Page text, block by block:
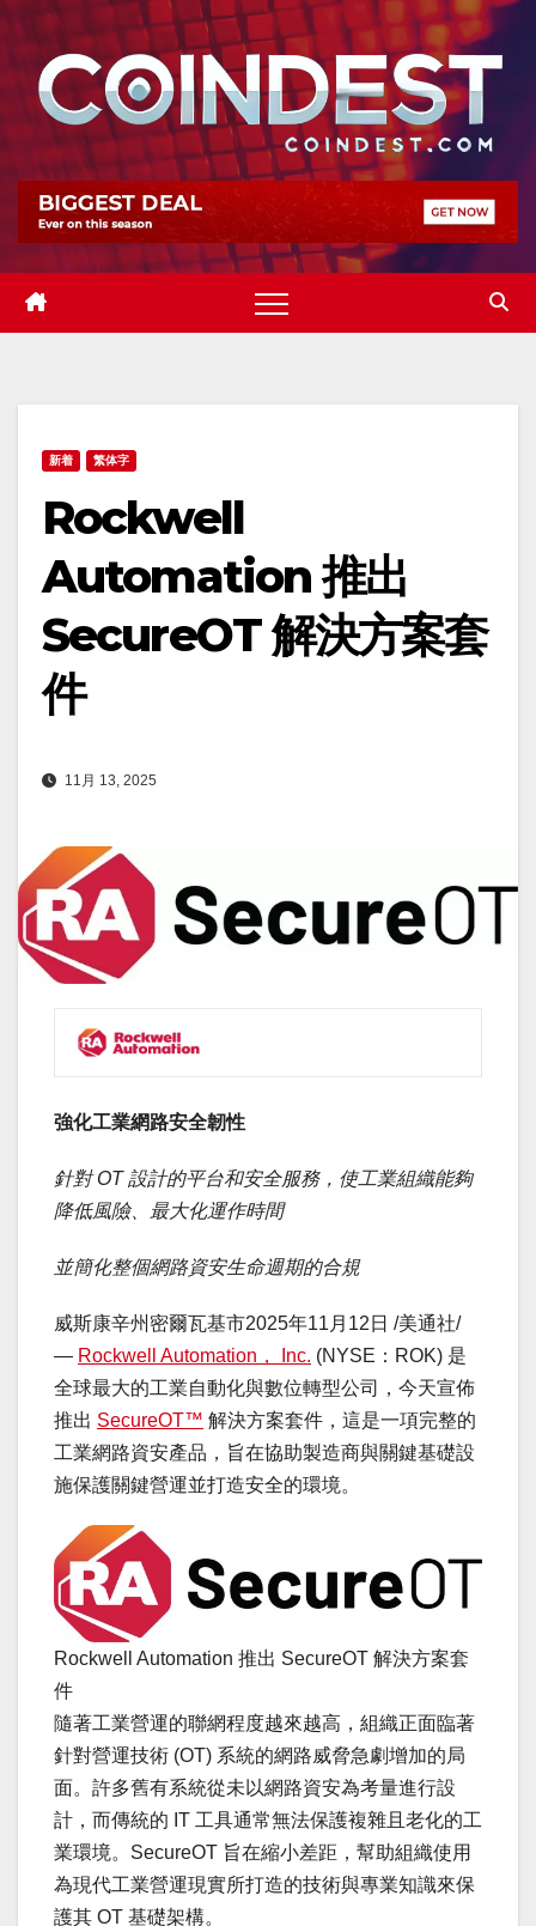
Skip
content
新着 繁体字
Rockwell
Automation 推出
SecureOT 解決方案套
件
11月 13, 2025
強化工業網路安全韌性
針對OT 設計的平台和安全服務，使工業組織能夠
降低風險、最大化運作時間
並簡化整個網路資安生命週期的合規
威斯康辛州密爾瓦基市2025年11月12日 /美通社/
— Rockwell Automation， Inc. (NYSE：ROK) 是
全球最大的工業自動化與數位轉型公司，今天宣佈
推出 SecureOT™ 解決方案套件，這是一項完整的
工業網路資安產品，旨在協助製造商與關鍵基礎設
施保護關鍵營運並打造安全的環境。
Rockwell Automation 推出 SecureOT 解決方案套
件
隨著工業營運的聯網程度越來越高，組織正面臨著
針對營運技術 (OT) 系統的網路威脅急劇增加的局
面。許多舊有系統從未以網路資安為考量進行設
計，而傳統的 IT 工具通常無法保護複雜且老化的工
業環境。SecureOT 旨在縮小差距，幫助組織使用
為現代工業營運現實所打造的技術與專業知識來保
護其 OT 基礎架構。